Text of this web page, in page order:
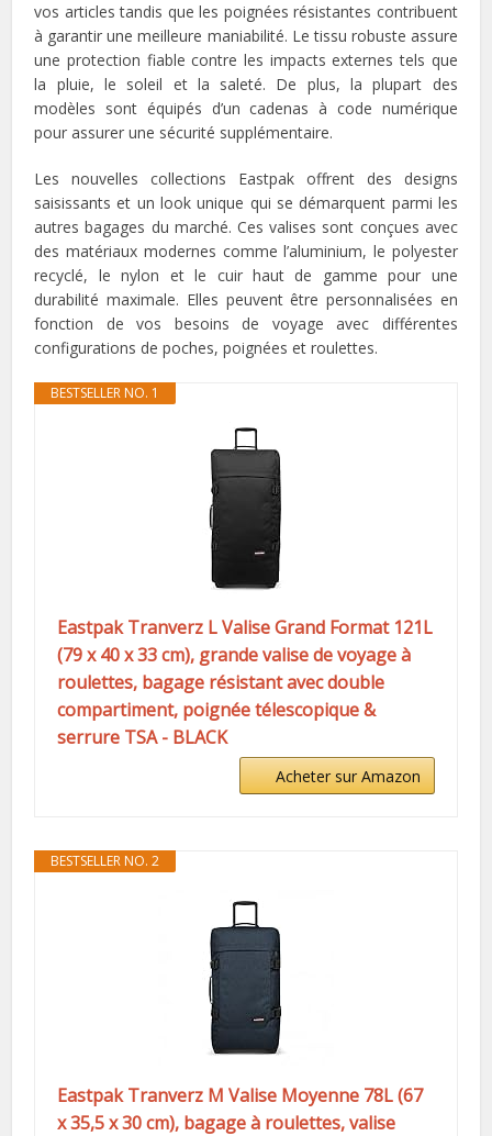
vos articles tandis que les poignées résistantes contribuent
à garantir une meilleure maniabilité. Le tissu robuste assure
une protection fiable contre les impacts externes tels que
la pluie, le soleil et la saleté. De plus, la plupart des
modèles sont équipés d’un cadenas à code numérique
pour assurer une sécurité supplémentaire.
Les nouvelles collections Eastpak offrent des designs
saisissants et un look unique qui se démarquent parmi les
autres bagages du marché. Ces valises sont conçues avec
des matériaux modernes comme l’aluminium, le polyester
recyclé, le nylon et le cuir haut de gamme pour une
durabilité maximale. Elles peuvent être personnalisées en
fonction de vos besoins de voyage avec différentes
configurations de poches, poignées et roulettes.
BESTSELLER NO. 1
Eastpak Tranverz L Valise Grand Format 121L
(79 x 40 x 33 cm), grande valise de voyage à
roulettes, bagage résistant avec double
compartiment, poignée télescopique &
serrure TSA - BLACK
Acheter sur Amazon
BESTSELLER NO. 2
Eastpak Tranverz M Valise Moyenne 78L (67
x 35,5 x 30 cm), bagage à roulettes, valise